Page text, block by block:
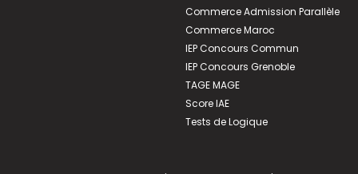
Commerce Admission Parallèle
Commerce Maroc
IEP Concours Commun
IEP Concours Grenoble
TAGE MAGE
Score IAE
Tests de Logique